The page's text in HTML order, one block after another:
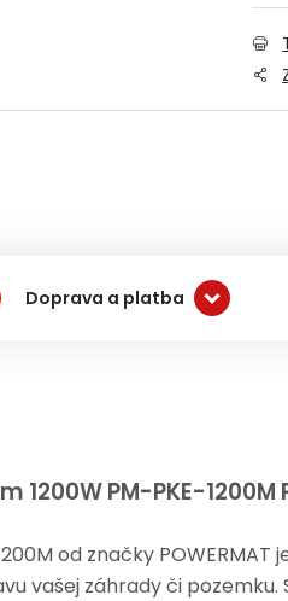
Doprava a platba
PM-PKE-1200M
od značky POWERMAT
vašej záhrady či pozemku.